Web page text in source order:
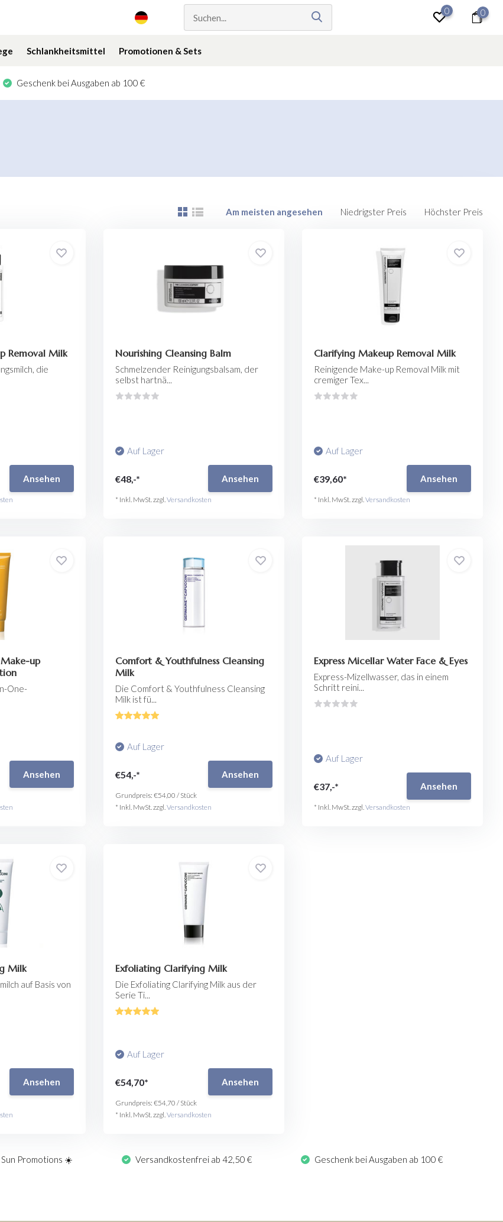
0 0
Schlankheitsmittel Promotionen & Sets
Geschenk bei Ausgaben ab 100 €
Am meisten angesehen Niedrigster Preis Höchster Preis
Removal Milk
die
Ansehen
Nourishing Cleansing Balm
Schmelzender Reinigungsbalsam, der
selbst hartnä...
Auf Lager
€48,-* Ansehen
* Inkl. MwSt. zzgl.Versandkosten
Clarifying Makeup Removal Milk
Reinigende Make-up Removal Milk mit
cremiger Tex...
Auf Lager
€39,60* Ansehen
* Inkl. MwSt. zzgl.Versandkosten
up
One-
Ansehen
Comfort & Youthfulness Cleansing
Milk
Die Comfort & Youthfulness Cleansing
Milk ist fü...
Auf Lager
€54,-* Ansehen
Grundpreis: €54,00 / Stück
* Inkl. MwSt. zzgl.Versandkosten
Express Micellar Water Face & Eyes
Express-Mizellwasser, das in einem
Schritt reini...
Auf Lager
€37,-* Ansehen
* Inkl. MwSt. zzgl.Versandkosten
Milk
auf Basis von
Ansehen
Exfoliating Clarifying Milk
Die Exfoliating Clarifying Milk aus der
Serie Ti...
Auf Lager
€54,70* Ansehen
Grundpreis: €54,70 / Stück
* Inkl. MwSt. zzgl.Versandkosten
Promotions ☀️ Versandkostenfrei ab 42,50 € Geschenk bei Ausgaben ab 100 €